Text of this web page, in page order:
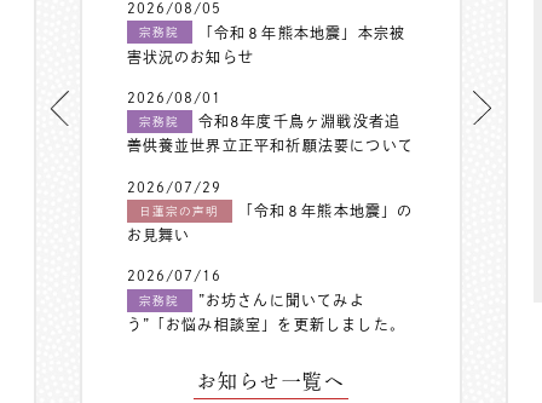
2026/08/05
宗務院
「令和８年熊本地震」本宗被
害状況のお知らせ
2026/08/01
宗務院
令和8年度千鳥ヶ淵戦没者追
善供養並世界立正平和祈願法要について
2026/07/29
日蓮宗の声明
「令和８年熊本地震」の
お見舞い
2026/07/16
宗務院
”お坊さんに聞いてみよ
う”「お悩み相談室」を更新しました。
お知らせ一覧へ